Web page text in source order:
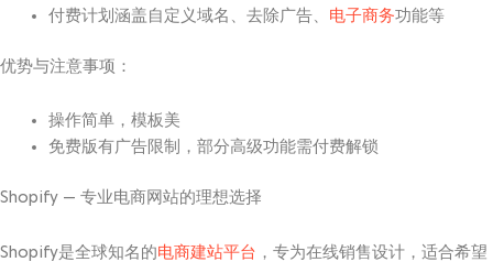
付费计划涵盖自定义域名、去除广告、 电子商务功能等
优势与注意事项：
操作简单，模板美
免费版有广告限制，部分高级功能需付费解锁
Shopify — 专业电商网站的理想选择
Shopify是全球知名的 电商建站平台 ，专为在线销售设计，适合希望